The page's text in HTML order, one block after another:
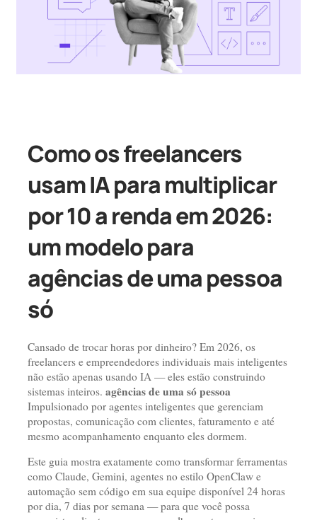
Como os freelancers
usam IA para multiplicar
por 10 a renda em 2026:
um modelo para
agências de uma pessoa
só
Cansado de trocar horas por dinheiro? Em 2026, os
freelancers e empreendedores individuais mais inteligentes
não estão apenas usando IA — eles estão construindo
sistemas inteiros. agências de uma só pessoa
Impulsionado por agentes inteligentes que gerenciam
propostas, comunicação com clientes, faturamento e até
mesmo acompanhamento enquanto eles dormem.
Este guia mostra exatamente como transformar ferramentas
como Claude, Gemini, agentes no estilo OpenClaw e
automação sem código em sua equipe disponível 24 horas
por dia, 7 dias por semana — para que você possa